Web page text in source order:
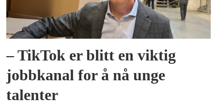
– TikTok er blitt en viktig
jobbkanal for å nå unge
talenter